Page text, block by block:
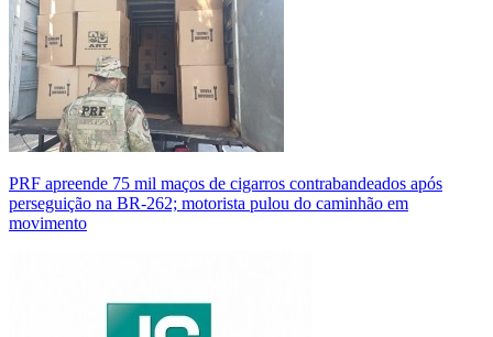
PRF apreende 75 mil maços de cigarros contrabandeados após
perseguição na BR-262; motorista pulou do caminhão em
movimento